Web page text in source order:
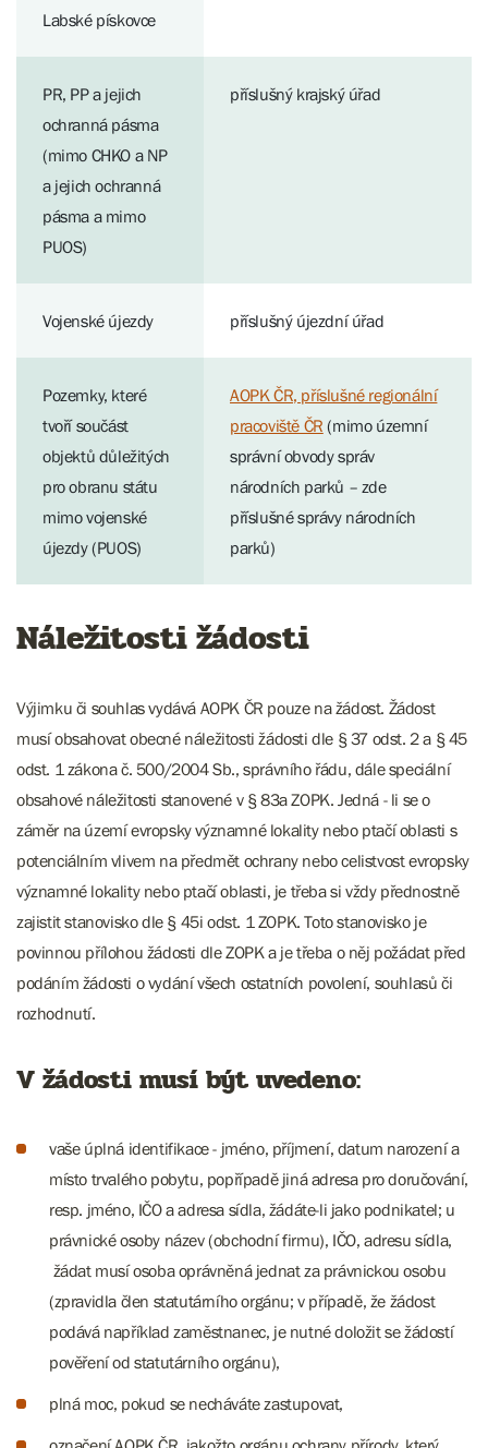
Labské pískovce
PR, PP a jejich
ochranná pásma
(mimo CHKO a NP
a jejich ochranná
pásma a mimo
PUOS)
příslušný krajský úřad
Vojenské újezdy příslušný újezdní úřad
Pozemky, které
tvoří součást
objektů důležitých
pro obranu státu
mimo vojenské
újezdy (PUOS)
AOPK ČR, příslušné regionální
pracoviště ČR (mimo územní
správní obvody správ
národních parků – zde
příslušné správy národních
parků)
Náležitosti žádosti
Výjimku či souhlas vydává AOPK ČR pouze na žádost. Žádost
musí obsahovat obecné náležitosti žádosti dle § 37 odst. 2 a § 45
odst. 1 zákona č. 500/2004 Sb., správního řádu, dále speciální
obsahové náležitosti stanovené v § 83a ZOPK. Jedná - li se o
záměr na území evropsky významné lokality nebo ptačí oblasti s
potenciálním vlivem na předmět ochrany nebo celistvost evropsky
významné lokality nebo ptačí oblasti, je třeba si vždy přednostně
zajistit stanovisko dle § 45i odst. 1 ZOPK. Toto stanovisko je
povinnou přílohou žádosti dle ZOPK a je třeba o něj požádat před
podáním žádosti o vydání všech ostatních povolení, souhlasů či
rozhodnutí.
V žádosti musí být uvedeno:
vaše úplná identifikace - jméno, příjmení, datum narození a
místo trvalého pobytu, popřípadě jiná adresa pro doručování,
resp. jméno, IČO a adresa sídla, žádáte-li jako podnikatel; u
právnické osoby název (obchodní firmu), IČO, adresu sídla,
žádat musí osoba oprávněná jednat za právnickou osobu
(zpravidla člen statutárního orgánu; v případě, že žádost
podává například zaměstnanec, je nutné doložit se žádostí
pověření od statutárního orgánu),
plná moc, pokud se necháváte zastupovat,